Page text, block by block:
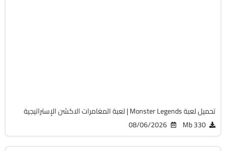
تحميل لعبة Monster Legends | لعبة المغامرات الاكشن الإستراتيجية
330 Mb
08/06/2026